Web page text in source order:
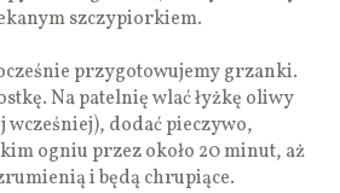
szczypiorkiem.
przygotowujemy grzanki.
Na patelnię wlać łyżkę oliwy
wcześniej), dodać pieczywo,
ogniu przez około 20 minut, aż
i będą chrupiące.